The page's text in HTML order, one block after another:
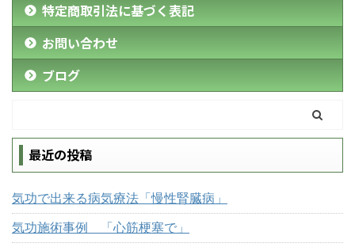
特定商取引法に基づく表記
お問い合わせ
ブログ
最近の投稿
気功で出来る病気療法「慢性腎臓病」
気功施術事例 「心筋梗塞で」